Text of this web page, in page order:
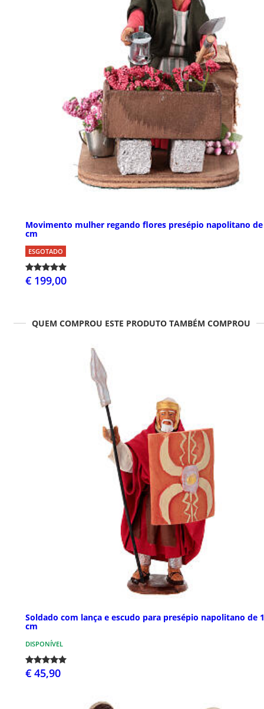
Movimento mulher regando flores presépio napolitano de
cm
ESGOTADO
€ 199,00
QUEM COMPROU ESTE PRODUTO TAMBÉM COMPROU
Soldado com lança e escudo para presépio napolitano de
cm
DISPONÍVEL
€ 45,90